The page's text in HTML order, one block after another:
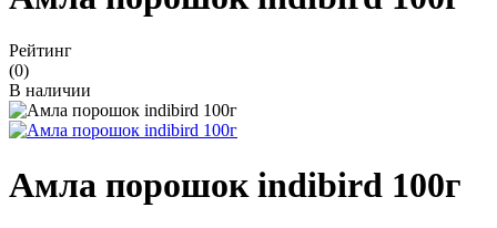
Рейтинг
(0)
В наличии
Амла порошок indibird 100г